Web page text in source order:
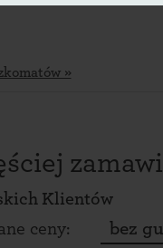
»
Klientów
ceny:
bez